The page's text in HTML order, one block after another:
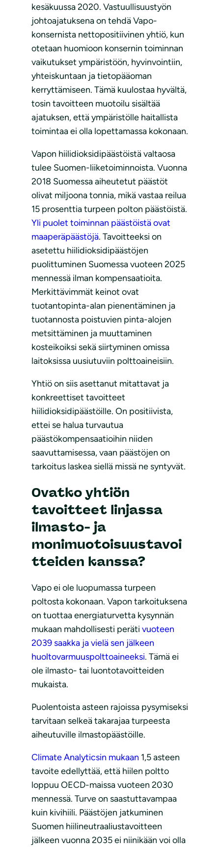
kesäkuussa 2020. Vastuullisuustyön
johtoajatuksena on tehdä Vapo-
konsernista nettopositiivinen yhtiö, kun
otetaan huomioon konsernin toiminnan
vaikutukset ympäristöön, hyvinvointiin,
yhteiskuntaan ja tietopääoman
kerryttämiseen. Tämä kuulostaa hyvältä,
tosin tavoitteen muotoilu sisältää
ajatuksen, että ympäristölle haitallista
toimintaa ei olla lopettamassa kokonaan.
Vapon hiilidioksidipäästöistä valtaosa
tulee Suomen-liiketoiminnoista. Vuonna
2018 Suomessa aiheutetut päästöt
olivat miljoona tonnia, mikä vastaa reilua
15 prosenttia turpeen polton päästöistä.
Yli puolet toiminnan päästöistä ovat
maaperäpäästöjä. Tavoitteeksi on
asetettu hiilidioksidipäästöjen
puolittuminen Suomessa vuoteen 2025
mennessä ilman kompensaatioita.
Merkittävimmät keinot ovat
tuotantopinta-alan pienentäminen ja
tuotannosta poistuvien pinta-alojen
metsittäminen ja muuttaminen
kosteikoiksi sekä siirtyminen omissa
laitoksissa uusiutuviin polttoaineisiin.
Yhtiö on siis asettanut mitattavat ja
konkreettiset tavoitteet
hiilidioksidipäästöille. On positiivista,
ettei se halua turvautua
päästökompensaatioihin niiden
saavuttamisessa, vaan päästöjen on
tarkoitus laskea siellä missä ne syntyvät.
Ovatko yhtiön
tavoitteet linjassa
ilmasto- ja
monimuotoisuustavoi
tteiden kanssa?
Vapo ei ole luopumassa turpeen
poltosta kokonaan. Vapon tarkoituksena
on tuottaa energiaturvetta kysynnän
mukaan mahdollisesti peräti vuoteen
2039 saakka ja vielä sen jälkeen
huoltovarmuuspolttoaineeksi. Tämä ei
ole ilmasto- tai luontotavoitteiden
mukaista.
Puolentoista asteen rajoissa pysymiseksi
tarvitaan selkeä takarajaa turpeesta
aiheutuville ilmastopäästöille.
Climate Analyticsin mukaan 1,5 asteen
tavoite edellyttää, että hiilen poltto
loppuu OECD-maissa vuoteen 2030
mennessä. Turve on saastuttavampaa
kuin kivihiili. Päästöjen jatkuminen
Suomen hiilineutraaliustavoitteen
jälkeen vuonna 2035 ei niinikään voi olla